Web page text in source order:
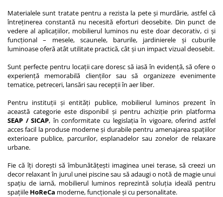
Materialele sunt tratate pentru a rezista la pete și murdărie, astfel că
întreținerea constantă nu necesită eforturi deosebite. Din punct de
vedere al aplicațiilor, mobilierul luminos nu este doar decorativ, ci și
funcțional – mesele, scaunele, barurile, jardinierele și cuburile
luminoase oferă atât utilitate practică, cât și un impact vizual deosebit.
Sunt perfecte pentru locații care doresc să iasă în evidență, să ofere o
experiență memorabilă clienților sau să organizeze evenimente
tematice, petreceri, lansări sau recepții în aer liber.
Pentru instituții și entități publice, mobilierul luminos prezent în
această categorie este disponibil și pentru achiziție prin platforma
SEAP / SICAP, în conformitate cu legislația în vigoare, oferind astfel
acces facil la produse moderne și durabile pentru amenajarea spațiilor
exterioare publice, parcurilor, esplanadelor sau zonelor de relaxare
urbane.
Fie că îți dorești să îmbunătățești imaginea unei terase, să creezi un
decor relaxant în jurul unei piscine sau să adaugi o notă de magie unui
spațiu de iarnă, mobilierul luminos reprezintă soluția ideală pentru
spațiile HoReCa moderne, funcționale și cu personalitate.